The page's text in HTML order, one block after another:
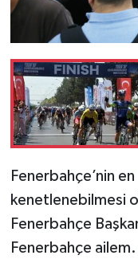
Fenerbahçe’nin
kenetlenebilmesi
Fenerbahçe
Fenerbahçe